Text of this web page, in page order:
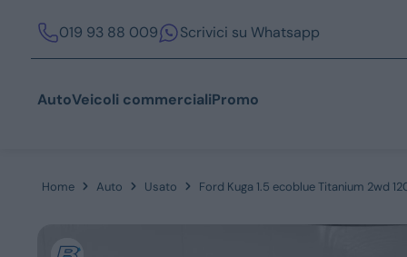
019 93 88 009 Scrivici su Whatsapp
AutoVeicoli commercialiPromo
Home Auto Usato Ford Kuga 1.5 ecoblue Titanium 2wd